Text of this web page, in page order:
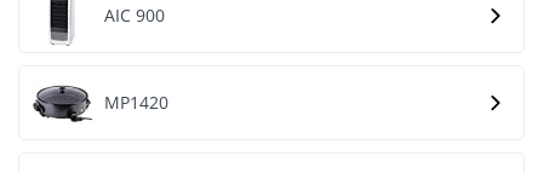
AIC 900
MP1420